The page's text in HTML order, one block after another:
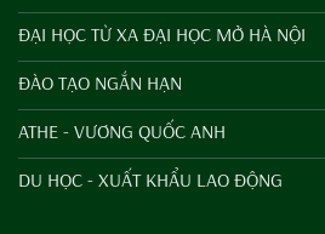
ĐẠI HỌC TỪ XA ĐẠI HỌC MỞ HÀ NỘI
ĐÀO TẠO NGẮN HẠN
ATHE - VƯƠNG QUỐC ANH
DU HỌC - XUẤT KHẨU LAO ĐỘNG